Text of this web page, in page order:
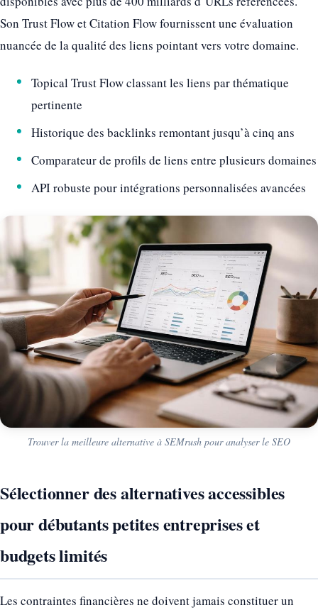
Son Trust Flow et Citation Flow fournissent une évaluation
nuancée de la qualité des liens pointant vers votre domaine.
Topical Trust Flow classant les liens par thématique
pertinente
Historique des backlinks remontant jusqu’à cinq ans
Comparateur de profils de liens entre plusieurs domaines
API robuste pour intégrations personnalisées avancées
Trouver la meilleure alternative à SEMrush pour analyser le SEO
Sélectionner des alternatives accessibles
pour débutants petites entreprises et
budgets limités
Les contraintes financières ne doivent jamais constituer un